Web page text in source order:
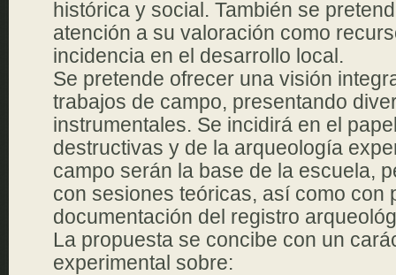
histórica y social. También se
atención a su valoración como
incidencia en el desarrollo local.
Se pretende ofrecer una visión
trabajos de campo, presentando
instrumentales. Se incidirá en el
destructivas y de la arqueología
campo serán la base de la escuela,
con sesiones teóricas, así como con
documentación del registro
La propuesta se concibe con un
experimental sobre: